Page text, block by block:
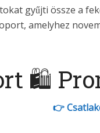
gyűjti össze a
amelyhez
🛍
👉